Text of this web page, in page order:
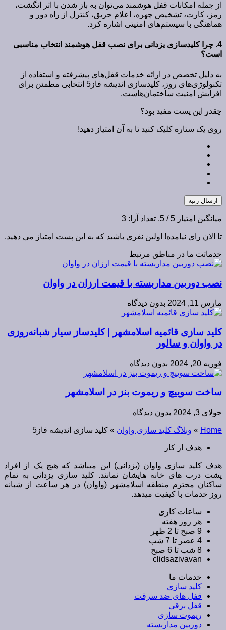
از جمله امکانات قفل هوشمند می‌توان به باز شدن با اثر انگشت،
رمز، کارت، تشخیص چهره، اعلام حریق، کنترل از راه دور و
هماهنگی با سیستم‌های امنیتی اشاره کرد.
4. چرا کلیدسازی یزدانی برای نصب قفل هوشمند انتخاب مناسبی
است؟
به دلیل تخصص در ارائه خدمات قفل‌های پیشرفته و استفاده از
تکنولوژی‌های روز، کلیدسازی اندیشه فاز5 انتخابی مطمئن برای
افزایش امنیت ساختمان‌هاست.
چقدر این پست مفید بود؟
روی یک ستاره کلیک کنید تا به آن امتیاز دهید!
ارسال رتبه
میانگین امتیاز 5/ 5. تعداد آرا: 3
تا الان رای نیامده! اولین نفری باشید که به این پست امتیاز می دهید.
خدماتت ما در مناطق مرتبط
نصب دوربین مداربسته با قیمت ارزان در واوان
مارس 11, 2024 بدون دیدگاه
کلید سازی قائمیه اسلامشهر | کلیدساز سیار شبانه‌روزی
در واوان و سالور
فوریه 20, 2024 بدون دیدگاه
ساخت سوییچ و ریموت بنز در اسلامشهر
جولای 3, 2024 بدون دیدگاه
Home
» وبلاگ کلید سازی واوان » کلید سازی اندیشه فاز5
هدف از کار
هدف کلید سازی واوان (یزدانی) این میباشد که هیچ یک از افراد
پشت درب های خانه هایشان نمانند. کلید سازی یزدانی به تمام
ساکنان محترم منطقه اسلامشهر (واوان) در هر ساعت از شبانه
روز خدمات با کیفیت میدهد.
ساعات کاری
هر روز هفته
9 صبح تا 2 ظهر
4 عصر تا 7 شب
8 شب تا 6 صبح
clidsazivavan
خدمات ما
کلید سازی
قفل های ضد سرقت
قفل برقی
ریموت سازی
دوربین مداربسته